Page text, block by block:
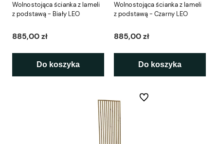
Wolnostojąca ścianka z lameli
z podstawą - Biały LEO
885,00 zł
Do koszyka
Wolnostojąca ścianka z lameli
z podstawą - Czarny LEO
885,00 zł
Do koszyka
Do ulubionych